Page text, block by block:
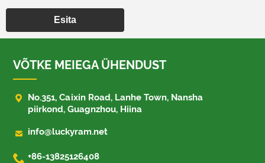
Esita
VÕTKE MEIEGA ÜHENDUST

No.351, Caixin Road, Lanhe Town, Nansha
piirkond, Guagnzhou, Hiina
 info@luckyram.net
 +86-13825126408